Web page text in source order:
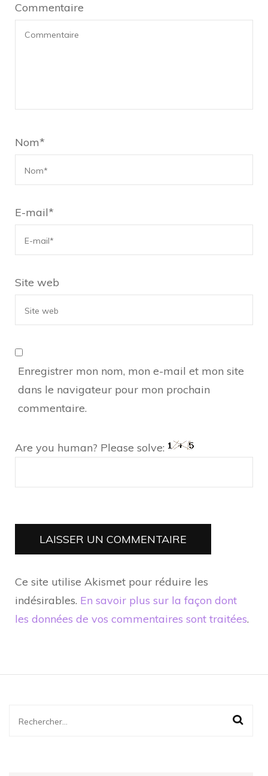
Commentaire
Nom*
E-mail*
Site web
Enregistrer mon nom, mon e-mail et mon site
dans le navigateur pour mon prochain
commentaire.
Are you human? Please solve:
Ce site utilise Akismet pour réduire les
indésirables. En savoir plus sur la façon dont
les données de vos commentaires sont traitées.
Rechercher :